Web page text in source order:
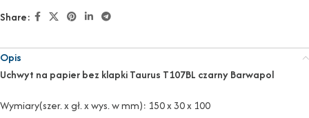
Share:
Opis
Uchwyt na papier bez klapki Taurus T107BL czarny Barwapol
Wymiary(szer. x gł. x wys. w mm): 150 x 30 x 100